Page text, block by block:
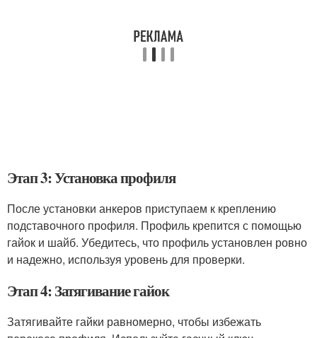
Этап 3: Установка профиля
После установки анкеров приступаем к креплению
подставочного профиля. Профиль крепится с помощью
гайок и шайб. Убедитесь, что профиль установлен ровно
и надежно, используя уровень для проверки.
Этап 4: Затягивание гайок
Затягивайте гайки равномерно, чтобы избежать